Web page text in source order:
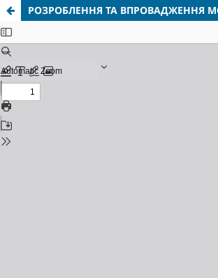
РОЗРОБЛЕННЯ ТА ВПРОВАДЖЕННЯ